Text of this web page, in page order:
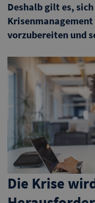
Deshalb gilt es,
vorzubereiten und
Die Krise